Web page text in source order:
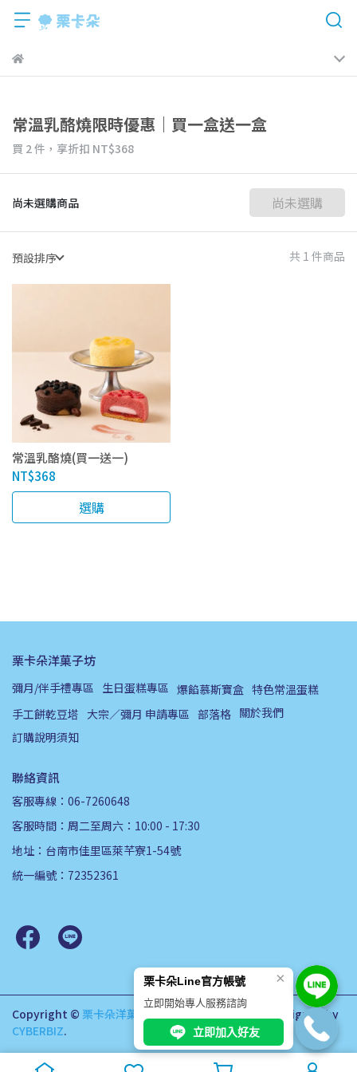
常溫乳酪燒限時優惠｜買一盒送一盒
買 2 件， 享折扣 NT$368
尚未選購商品 尚未選購
預設排序 共 1 件商品
常溫乳酪燒(買一送一)
NT$368
選購
栗卡朵洋菓子坊
彌月/伴手禮專區 生日蛋糕專區 爆餡慕斯寶盒 特色常溫蛋糕
手工餅乾豆塔 大宗／彌月 申請專區 部落格 關於我們
訂購說明須知
聯絡資訊
客服專線：06-7260648
客服時間：周二至周六：10:00 - 17:30
地址：台南市佳里區萊芊寮1-54號
統一編號：72352361
Copyright © 栗卡朵洋菓子坊
Designed by
CYBERBIZ.
栗卡朵Line官方帳號
立即開始專人服務諮詢
立即加入好友
×